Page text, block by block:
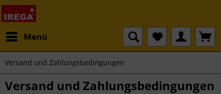
Menü
Versand und Zahlungsbedingungen
Versand und Zahlungsbedingungen